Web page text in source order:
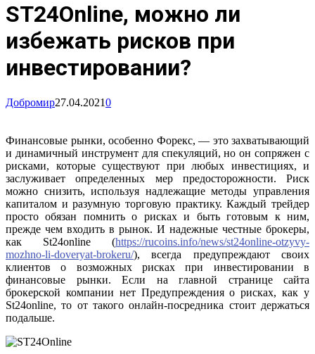
ST24Online, можно ли
избежать рисков при
инвестировании?
Добромир27.04.20210
Финансовые рынки, особенно Форекс, — это захватывающий
и динамичный инструмент для спекуляций, но он сопряжен с
рисками, которые существуют при любых инвестициях, и
заслуживает определенных мер предосторожности. Риск
можно снизить, используя надлежащие методы управления
капиталом и разумную торговую практику. Каждый трейдер
просто обязан помнить о рисках и быть готовым к ним,
прежде чем входить в рынок. И надежные честные брокеры,
как St24online (https://rucoins.info/news/st24online-otzyvy-
mozhno-li-doveryat-brokeru/), всегда предупреждают своих
клиентов о возможных рисках при инвестировании в
финансовые рынки. Если на главной странице сайта
брокерской компании нет Предупреждения о рисках, как у
St24online, то от такого онлайн-посредника стоит держаться
подальше.